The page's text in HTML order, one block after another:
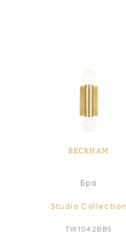
BECKHAM
Бра
Studio Collection
TW1042BBS